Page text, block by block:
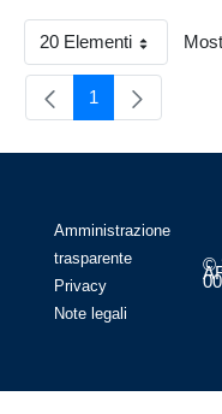
20 Elementi
Per Page
Pagina
1
Amministrazione
trasparente
Privacy
Note legali
©